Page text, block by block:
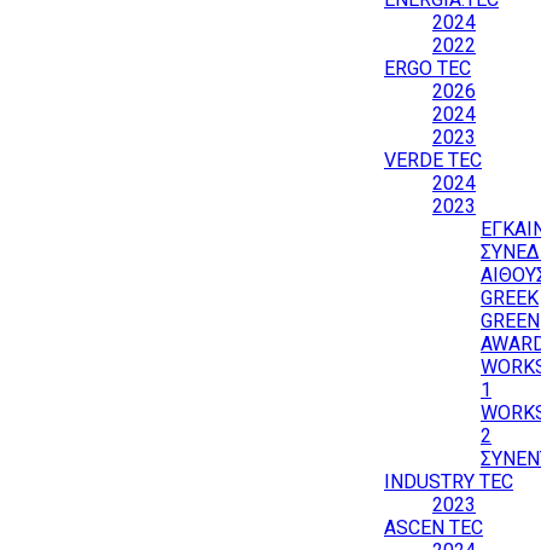
2024
2022
ERGO TEC
2026
2024
2023
VERDE TEC
2024
2023
GREEK
GREEN
1
2
INDUSTRY TEC
2023
ASCEN TEC